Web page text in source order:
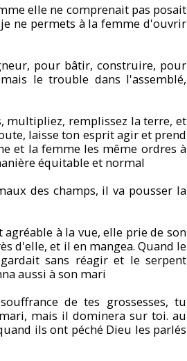
elle ne comprenait pas posait
ne permets à la femme d'ouvrir
pour bâtir, construire, pour
le trouble dans l'assemblé,
multipliez, remplissez la terre, et
laisse ton esprit agir et prend
et la femme les même ordres à
équitable et normal
des champs, il va pousser la
à la vue, elle prie de son
d'elle, et il en mangea. Quand le
sans réagir et le serpent
aussi à son mari
de tes grossesses, tu
mais il dominera sur toi. au
ils ont péché Dieu les parlés